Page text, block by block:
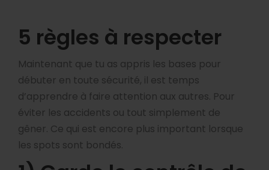
5 règles à respecter
Maintenant que tu as appris les bases pour
débuter en toute sécurité, il est temps
d’apprendre à faire attention aux autres. Pour
éviter les accidents ou tout simplement de
gêner. Ce qui est encore plus important lorsque
les spots sont bondés.